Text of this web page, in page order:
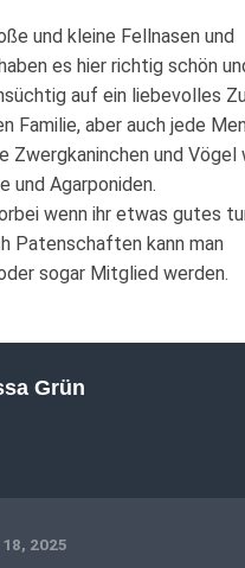
und kleine Fellnasen und
es hier richtig schön
auf ein liebevolles
Familie, aber auch jede
Zwergkaninchen und Vögel
und Agarponiden.
wenn ihr etwas gutes
Patenschaften kann man
sogar Mitglied werden.
Grün
2025